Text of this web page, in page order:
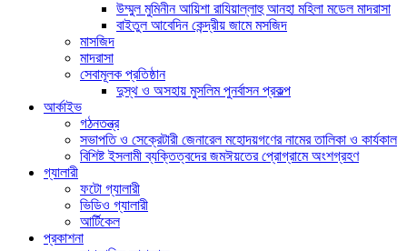
উম্মুল মুমিনীন আয়িশা রাযিয়াল্লাহু আনহা মহিলা মডেল মাদরাসা
বাইতুল আবেদিন কেন্দ্রীয় জামে মসজিদ
মাসজিদ
মাদরাসা
সেবামূলক প্রতিষ্ঠান
দুস্থ ও অসহায় মুসলিম পুনর্বাসন প্রকল্প
আর্কাইভ
গঠনতন্ত্র
সভাপতি ও সেক্রেটারী জেনারেল মহোদয়গণের নামের তালিকা ও কার্যকাল
বিশিষ্ট ইসলামী ব্যক্তিত্বদের জমঈয়তের প্রোগ্রামে অংশগ্রহণ
গ্যালারী
ফটো গ্যালারী
ভিডিও গ্যালারী
আর্টিকেল
প্রকাশনা